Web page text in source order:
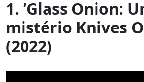
1. ‘Glass Onion:
mistério Knives
(2022)